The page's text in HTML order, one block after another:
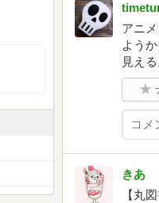
アニ
よう
見え
きあ
【丸図